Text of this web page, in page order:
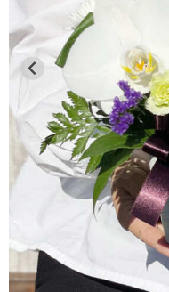
人気の鉢物胡蝶蘭全品
数量限定のため無くな
是非ご利用ください。